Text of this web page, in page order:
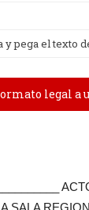
y pega el texto
legal a
SALA